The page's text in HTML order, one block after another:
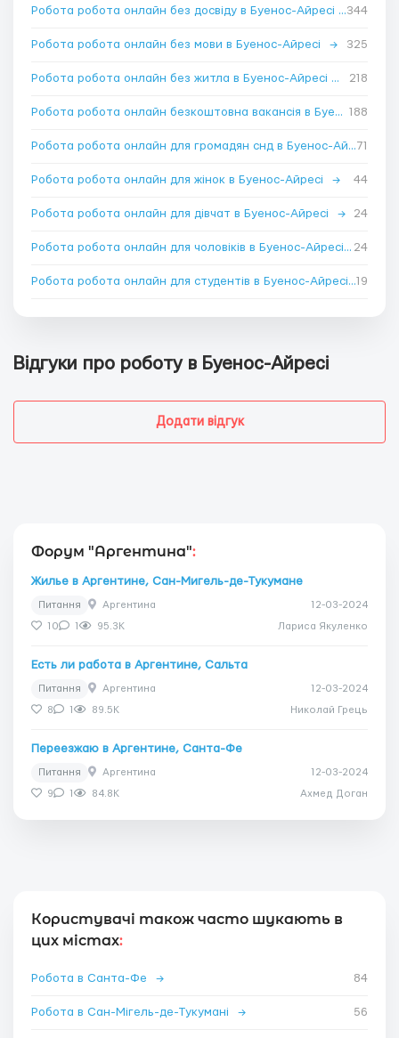
Робота робота онлайн без досвіду в Буенос-Айресі→344
Робота робота онлайн без мови в Буенос-Айресі → 325
Робота робота онлайн без житла в Буенос-Айресі→ 218
Робота робота онлайн безкоштовна вакансія в Буенос-Айресі 188
Робота робота онлайн для громадян снд в Буенос-Айресі71
Робота робота онлайн для жінок в Буенос-Айресі → 44
Робота робота онлайн для дівчат в Буенос-Айресі → 24
Робота робота онлайн для чоловіків в Буенос-Айресі →
24
Робота робота онлайн для студентів в Буенос-Айресі→
19
Відгуки про роботу в Буенос-Айресі
Додати відгук
Форум "Аргентина":
Жилье в Аргентине, Сан-Мигель-де-Тукумане
Питання Аргентина 12-03-2024
10 1 95.3K Лариса Якуленко
Есть ли работа в Аргентине, Сальта
Питання Аргентина 12-03-2024
8 1 89.5K Николай Грець
Переезжаю в Аргентине, Санта-Фе
Питання Аргентина 12-03-2024
9 1 84.8K Ахмед Доган
Користувачі також часто шукають в
цих містах:
Робота в Санта-Фе → 84
Робота в Сан-Мігель-де-Тукумані → 56